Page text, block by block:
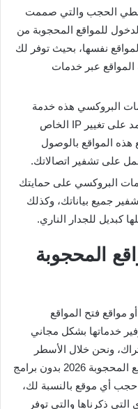
تخطي الحجب والتي صممت
للمواقع المحجوبة من
نفسها، بحيث توفر لك
المواقع عبر خدمات
البروكسي هذه خدمة
إخفاء بياناتك الشخصية؛ فهي تعتمد على تغيير IP الخاص
هذه المواقع بالوصول
على تشفير اتصالاتك.
البروكسي على حمايتك
جميع بياناتك، وكذلك
كبديل للجدار الناري.
المحجوبة
مواقع فتح المواقع
خدماتها بشكل مجاني
ونحن خلال الأسطر
القادمة سنذكر أفضل مواقع فتح المواقع المحجوبة 2026 بدون برامج
حجب أي موقع بالنسبة لك،
التي ذكرناها والتي توفر